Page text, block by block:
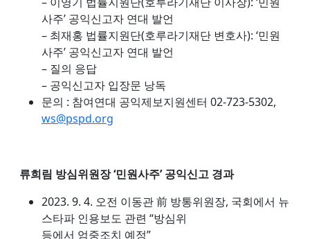
사주’ 공익신고자 연대 발언
– 최재홍 법률지원단(호루라기재단 변호사): ‘민원
사주’ 공익신고자 연대 발언
– 질의 응답
– 공익신고자 입장문 낭독
문의 : 참여연대 공익제보지원센터 02-723-5302,
ws@pspd.org
류희림 방심위원장 ‘민원사주’ 공익신고 경과
2023. 9. 4. 오전 이동관 前 방통위원장, 국회에서 뉴
스타파 인용보도 관련 “방심위
등에서 엄중조치 예정”